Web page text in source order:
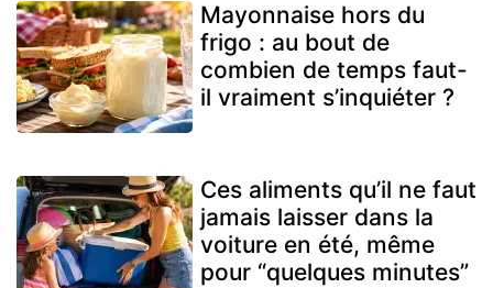
Mayonnaise hors du
frigo : au bout de
combien de temps faut-
il vraiment s’inquiéter ?
Ces aliments qu’il ne faut
jamais laisser dans la
voiture en été, même
pour “quelques minutes”